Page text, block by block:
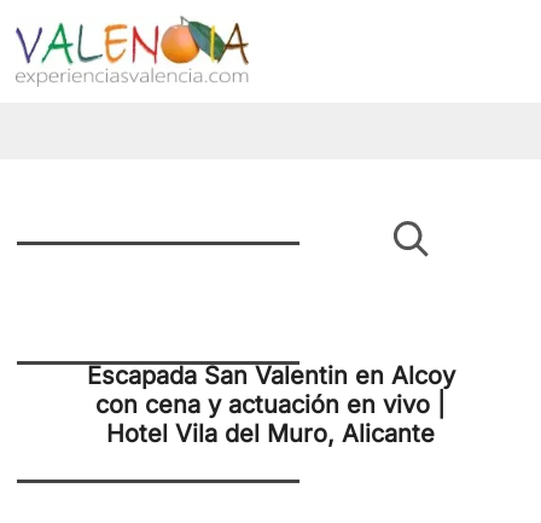
Escapada San Valentin en Alcoy
con cena y actuación en vivo |
Hotel Vila del Muro, Alicante